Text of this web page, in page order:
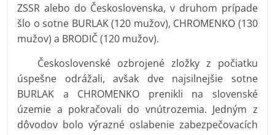
ZSSR alebo do Československa, v druhom prípade
šlo o sotne BURLAK (120 mužov), CHROMENKO (130
mužov) a BRODIČ (120 mužov).
Československé ozbrojené zložky z počiatku
úspešne odrážali, avšak dve najsilnejšie sotne
BURLAK a CHROMENKO prenikli na slovenské
územie a pokračovali do vnútrozemia. Jedným z
dôvodov bolo výrazné oslabenie zabezpečovacích